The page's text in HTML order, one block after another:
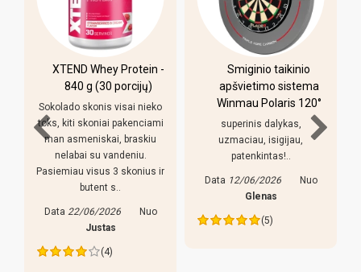
XTEND Whey Protein -
840 g (30 porcijų)
Sokolado skonis visai nieko
toks, kiti skoniai pakenciami
man asmeniskai, braskiu
nelabai su vandeniu.
Pasiemiau visus 3 skonius ir
butent s..
Data 22/06/2026
Nuo
Justas
(4)
Smiginio taikinio
apšvietimo sistema
Winmau Polaris 120°
superinis dalykas,
uzmaciau, isigijau,
patenkintas!..
Data 12/06/2026
Nuo
Glenas
(5)